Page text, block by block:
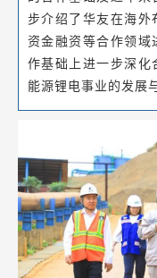
步介绍了华友在海外
资金融资等合作领域
作基础上进一步深化
能源锂电事业的发展